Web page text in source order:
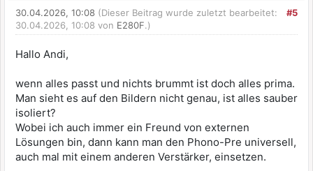
#5
30.04.2026, 10:08 (Dieser Beitrag wurde zuletzt bearbeitet:
30.04.2026, 10:08 von E280F.)
Hallo Andi,
wenn alles passt und nichts brummt ist doch alles prima.
Man sieht es auf den Bildern nicht genau, ist alles sauber
isoliert?
Wobei ich auch immer ein Freund von externen
Lösungen bin, dann kann man den Phono-Pre universell,
auch mal mit einem anderen Verstärker, einsetzen.